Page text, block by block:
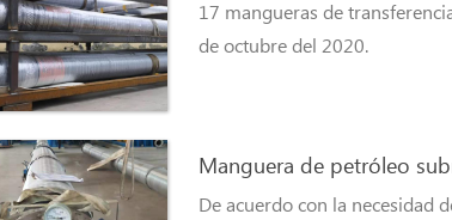
17 mangueras de
de octubre del 2020.
Manguera de petróleo
De acuerdo con la necesidad